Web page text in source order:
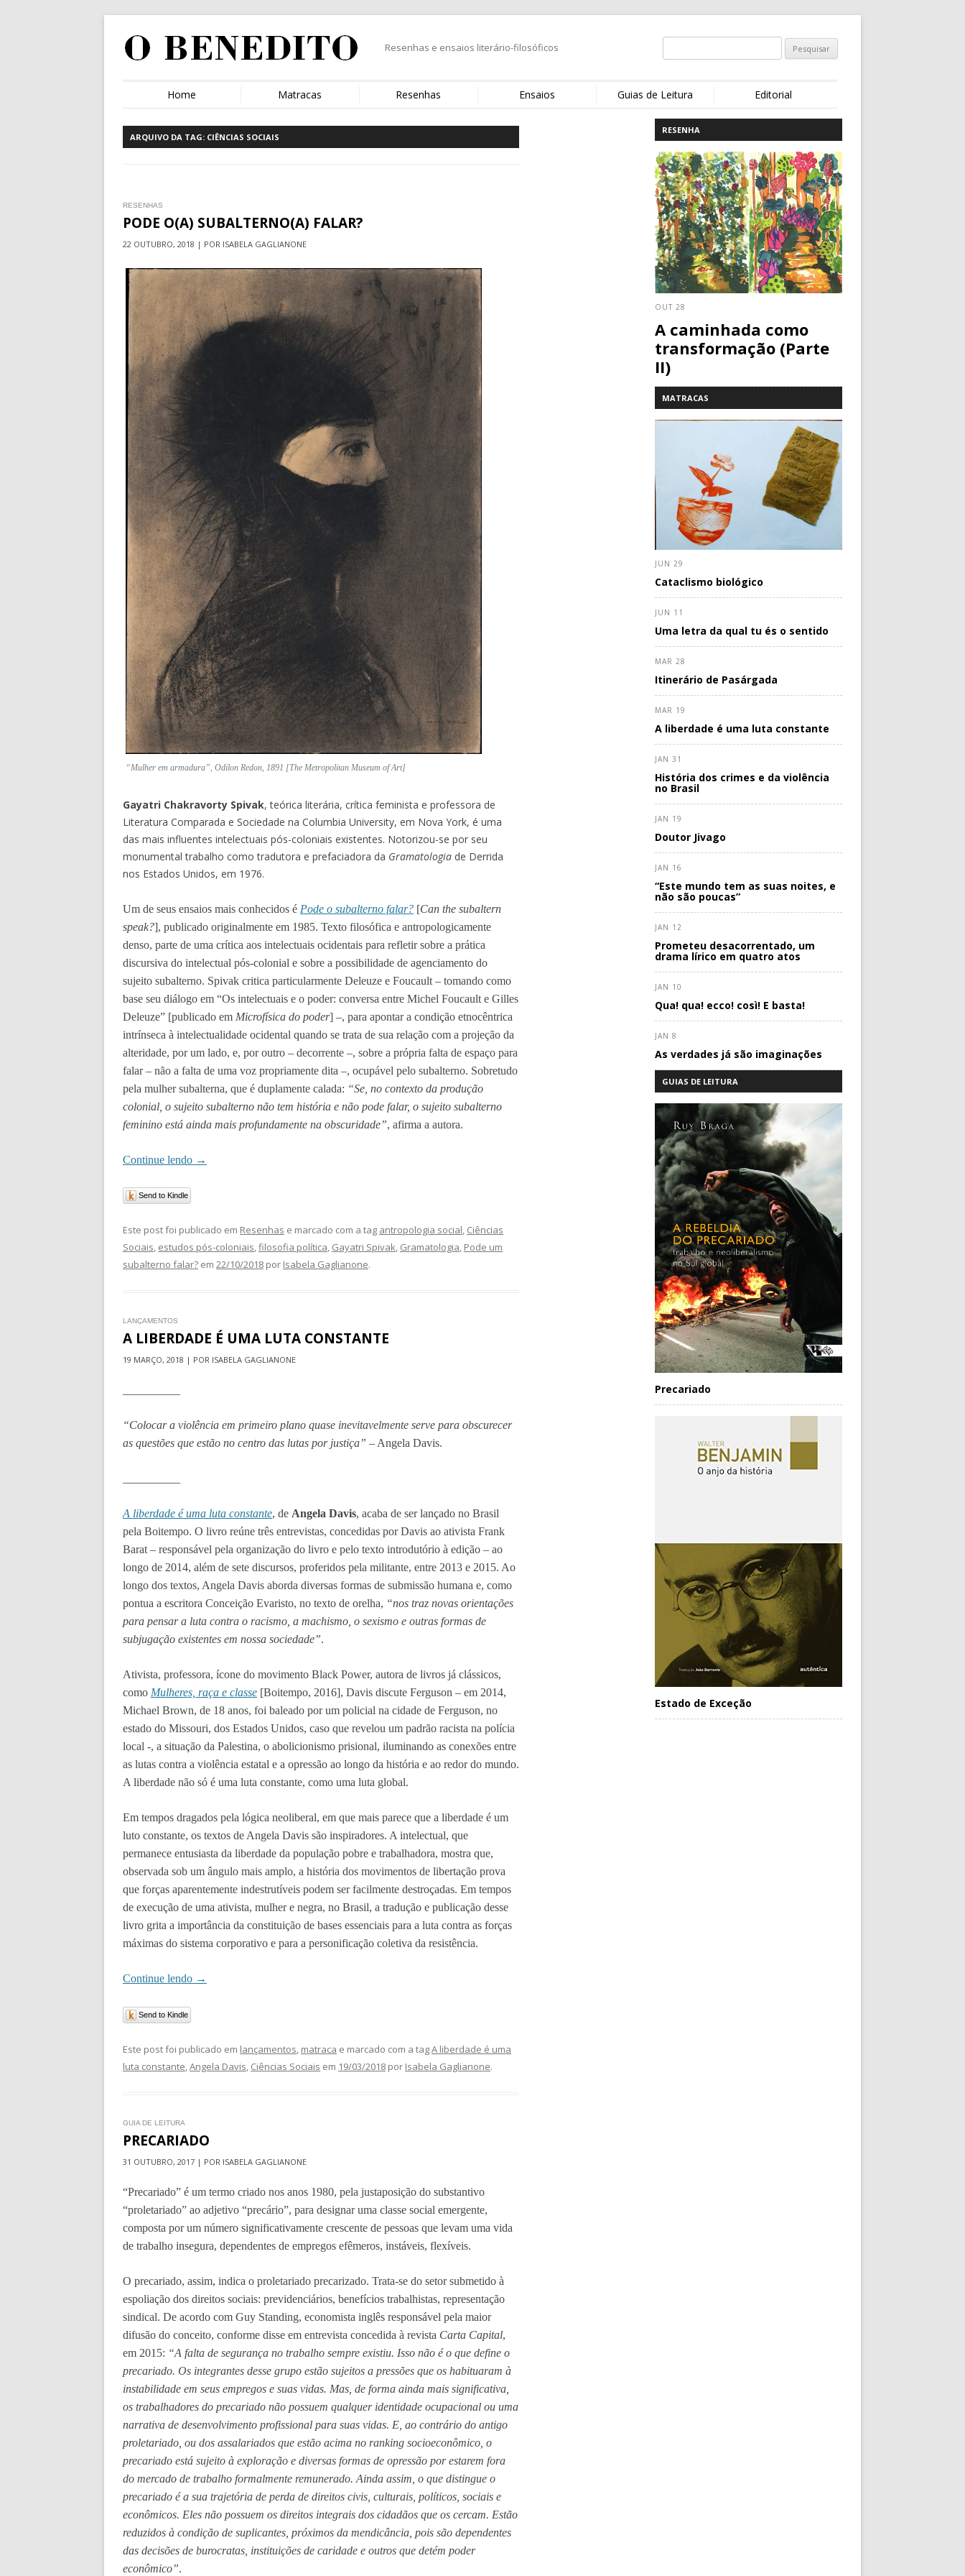
Resenhas e ensaios literário-filosóficos
Home Matracas Resenhas Ensaios Guias de Leitura Editorial
ARQUIVO DA TAG: CIÊNCIAS SOCIAIS
RESENHAS
PODE O(A) SUBALTERNO(A) FALAR?
22 OUTUBRO, 2018 | POR ISABELA GAGLIANONE
“Mulher em armadura”, Odilon Redon, 1891 [The Metropolitan Museum of Art]
Gayatri Chakravorty Spivak, teórica literária, crítica feminista e professora de
Literatura Comparada e Sociedade na Columbia University, em Nova York, é uma
das mais influentes intelectuais pós-coloniais existentes. Notorizou-se por seu
monumental trabalho como tradutora e prefaciadora da Gramatologia de Derrida
nos Estados Unidos, em 1976.
Um de seus ensaios mais conhecidos é Pode o subalterno falar? [Can the subaltern
speak?], publicado originalmente em 1985. Texto filosófica e antropologicamente
denso, parte de uma crítica aos intelectuais ocidentais para refletir sobre a prática
discursiva do intelectual pós-colonial e sobre a possibilidade de agenciamento do
sujeito subalterno. Spivak critica particularmente Deleuze e Foucault – tomando como
base seu diálogo em “Os intelectuais e o poder: conversa entre Michel Foucault e Gilles
Deleuze” [publicado em Microfísica do poder] –, para apontar a condição etnocêntrica
intrínseca à intelectualidade ocidental quando se trata de sua relação com a projeção da
alteridade, por um lado, e, por outro – decorrente –, sobre a própria falta de espaço para
falar– não a falta de uma voz propriamente dita –, ocupável pelo subalterno. Sobretudo
pela mulher subalterna, que é duplamente calada: “Se, no contexto da produção
colonial, o sujeito subalterno não tem história e não pode falar, o sujeito subalterno
feminino está ainda mais profundamente na obscuridade”, afirma a autora.
Continue lendo →
Send to Kindle
Este post foi publicado em Resenhas e marcado com a tag antropologia social, Ciências
Sociais, estudos pós-coloniais,filosofia política, Gayatri Spivak, Gramatologia, Pode um
subalterno falar? em 22/10/2018 por Isabela Gaglianone.
LANÇAMENTOS
A LIBERDADE É UMA LUTA CONSTANTE
19 MARÇO, 2018 | POR ISABELA GAGLIANONE
“Colocar a violência em primeiro plano quase inevitavelmente serve para obscurecer
as questões que estão no centro das lutas por justiça” – Angela Davis.
A liberdade é uma luta constante, de Angela Davis, acaba de ser lançado no Brasil
pela Boitempo. O livro reúne três entrevistas, concedidas por Davis ao ativista Frank
Barat – responsável pela organização do livro e pelo texto introdutório à edição – ao
longo de 2014, além de sete discursos, proferidos pela militante, entre 2013 e 2015. Ao
longo dos textos, Angela Davis aborda diversas formas de submissão humana e, como
pontua a escritora Conceição Evaristo, no texto de orelha, “nos traz novas orientações
para pensar a luta contra o racismo, a machismo, o sexismo e outras formas de
subjugação existentes em nossa sociedade”.
Ativista, professora, ícone do movimento Black Power, autora de livros já clássicos,
como Mulheres, raça e classe [Boitempo, 2016], Davis discute Ferguson – em 2014,
Michael Brown, de 18 anos, foi baleado por um policial na cidade de Ferguson, no
estado do Missouri, dos Estados Unidos, caso que revelou um padrão racista na polícia
local -, a situação da Palestina, o abolicionismo prisional, iluminando as conexões entre
as lutas contra a violência estatal e a opressão ao longo da história e ao redor do mundo.
A liberdade não só é uma luta constante, como uma luta global.
Em tempos dragados pela lógica neoliberal, em que mais parece que a liberdade é um
luto constante, os textos de Angela Davis são inspiradores. A intelectual, que
permanece entusiasta da liberdade da população pobre e trabalhadora, mostra que,
observada sob um ângulo mais amplo, a história dos movimentos de libertação prova
que forças aparentemente indestrutíveis podem ser facilmente destroçadas. Em tempos
de execução de uma ativista, mulher e negra, no Brasil, a tradução e publicação desse
livro grita a importância da constituição de bases essenciais para a luta contra as forças
máximas do sistema corporativo e para a personificação coletiva da resistência.
Continue lendo →
Send to Kindle
Este post foi publicado em lançamentos, matraca e marcado com a tagA liberdade é uma
luta constante,Angela Davis, Ciências Sociais em 19/03/2018 por Isabela Gaglianone.
GUIA DE LEITURA
PRECARIADO
31 OUTUBRO, 2017 | POR ISABELA GAGLIANONE
“Precariado” é um termo criado nos anos 1980, pela justaposição do substantivo
“proletariado” ao adjetivo “precário”, para designar uma classe social emergente,
composta por um número significativamente crescente de pessoas que levam uma vida
de trabalho insegura, dependentes de empregos efêmeros, instáveis, flexíveis.
O precariado, assim, indica o proletariado precarizado. Trata-se do setor submetido à
espoliação dos direitos sociais: previdenciários, benefícios trabalhistas, representação
sindical. De acordo com Guy Standing, economista inglês responsável pela maior
difusão do conceito, conforme disse em entrevista concedida à revista Carta Capital,
em 2015: “A falta de segurança no trabalho sempre existiu. Isso não é o que define o
precariado. Os integrantes desse grupo estão sujeitos a pressões que os habituaram à
instabilidade em seus empregos e suas vidas. Mas, de forma ainda mais significativa,
os trabalhadores do precariado não possuem qualquer identidade ocupacional ou uma
narrativa de desenvolvimento profissional para suas vidas. E, ao contrário do antigo
proletariado, ou dos assalariados que estão acima no ranking socioeconômico, o
precariado está sujeito à exploração e diversas formas de opressão por estarem fora
do mercado de trabalho formalmente remunerado. Ainda assim, o que distingue o
precariado é a sua trajetória de perda de direitos civis, culturais, políticos, sociais e
econômicos. Eles não possuem os direitos integrais dos cidadãos que os cercam. Estão
reduzidos à condição de suplicantes, próximos da mendicância, pois são dependentes
das decisões de burocratas, instituições de caridade e outros que detém poder
econômico”.
RESENHA
OUT 28
A caminhada como
transformação (Parte
II)
MATRACAS
JUN 29
Cataclismo biológico
JUN 11
Uma letra da qual tu és o sentido
MAR 28
Itinerário de Pasárgada
MAR 19
A liberdade é uma luta constante
JAN 31
História dos crimes e da violência
no Brasil
JAN 19
Doutor Jivago
JAN 16
“Este mundo tem as suas noites, e
não são poucas”
JAN 12
Prometeu desacorrentado, um
drama lírico em quatro atos
JAN 10
Qua! qua! ecco! così! E basta!
JAN 8
As verdades já são imaginações
GUIAS DE LEITURA
Precariado
Estado de Exceção